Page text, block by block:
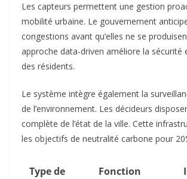
Les capteurs permettent une gestion
mobilité urbaine. Le gouvernement
congestions avant qu’elles ne se
approche data-driven améliore la sécurité
des résidents.​
Le système intègre également la
de l’environnement. Les décideurs
complète de l’état de la ville. Cette
les objectifs de neutralité carbone pour
Type de
Fonction